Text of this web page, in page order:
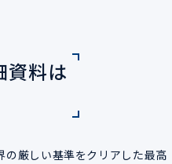
資料は
厳しい基準をクリアした最高